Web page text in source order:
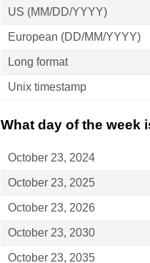
US (MM/DD/YYYY)
European (DD/MM/YYYY)
Long format
Unix timestamp
What day of the week
October 23, 2024
October 23, 2025
October 23, 2026
October 23, 2030
October 23, 2035